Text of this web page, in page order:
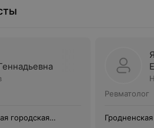
городская
Ревматолог